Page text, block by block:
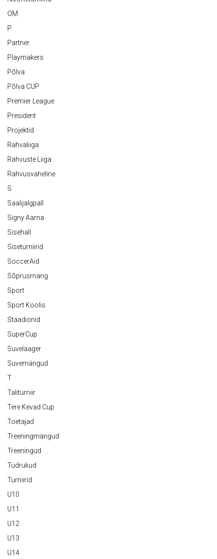
OM
P
Partner
Playmakers
Põlva
Põlva CUP
Premier League
President
Projektid
Rahvaliiga
Rahvuste Liiga
Rahvusvaheline
S
Saalijalgpall
Signy Aarna
Sisehall
Siseturniirid
SoccerAid
Sõprusmäng
Sport
Sport Koolis
Staadionid
SuperCup
Suvelaager
Suvemängud
T
Taliturniir
Tere Kevad Cup
Toetajad
Treeningmängud
Treeningud
Tüdrukud
Turniirid
U10
U11
U12
U13
U14